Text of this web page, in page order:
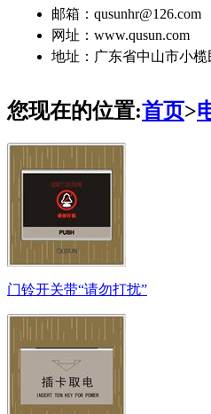
邮箱：qusunhr@126.com
网址：www.qusun.com
地址：广东省中山市小
您现在的位置:首页>
门铃开关带“请勿打扰”